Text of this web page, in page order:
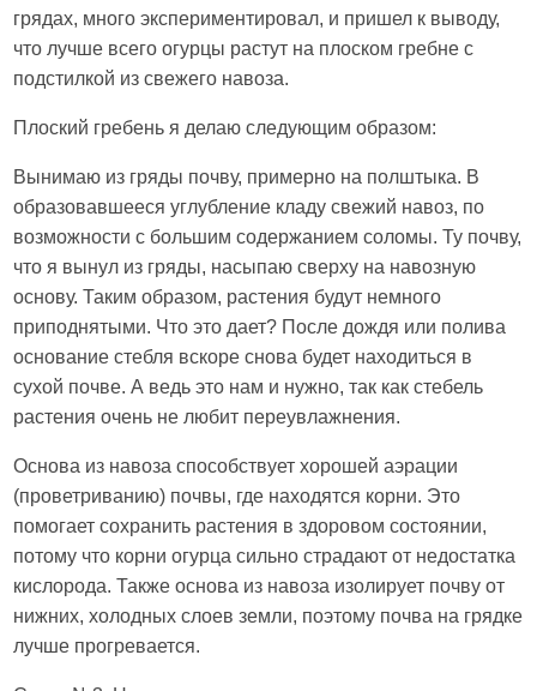
грядах, много экспериментировал, и пришел к выводу,
что лучше всего огурцы растут на плоском гребне с
подстилкой из свежего навоза.
Плоский гребень я делаю следующим образом:
Вынимаю из гряды почву, примерно на полштыка. В
образовавшееся углубление кладу свежий навоз, по
возможности с большим содержанием соломы. Ту почву,
что я вынул из гряды, насыпаю сверху на навозную
основу. Таким образом, растения будут немного
приподнятыми. Что это дает? После дождя или полива
основание стебля вскоре снова будет находиться в
сухой почве. А ведь это нам и нужно, так как стебель
растения очень не любит переувлажнения.
Основа из навоза способствует хорошей аэрации
(проветриванию) почвы, где находятся корни. Это
помогает сохранить растения в здоровом состоянии,
потому что корни огурца сильно страдают от недостатка
кислорода. Также основа из навоза изолирует почву от
нижних, холодных слоев земли, поэтому почва на грядке
лучше прогревается.